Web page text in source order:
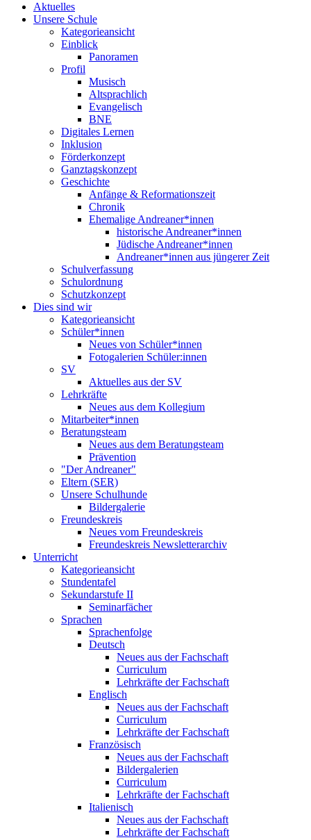
Aktuelles
Unsere Schule
Kategorieansicht
Einblick
Panoramen
Profil
Musisch
Altsprachlich
Evangelisch
BNE
Digitales Lernen
Inklusion
Förderkonzept
Ganztagskonzept
Geschichte
Anfänge & Reformationszeit
Chronik
Ehemalige Andreaner*innen
historische Andreaner*innen
Jüdische Andreaner*innen
Andreaner*innen aus jüngerer Zeit
Schulverfassung
Schulordnung
Schutzkonzept
Dies sind wir
Kategorieansicht
Schüler*innen
Neues von Schüler*innen
Fotogalerien Schüler:innen
SV
Aktuelles aus der SV
Lehrkräfte
Neues aus dem Kollegium
Mitarbeiter*innen
Beratungsteam
Neues aus dem Beratungsteam
Prävention
"Der Andreaner"
Eltern (SER)
Unsere Schulhunde
Bildergalerie
Freundeskreis
Neues vom Freundeskreis
Freundeskreis Newsletterarchiv
Unterricht
Kategorieansicht
Stundentafel
Sekundarstufe II
Seminarfächer
Sprachen
Sprachenfolge
Deutsch
Neues aus der Fachschaft
Curriculum
Lehrkräfte der Fachschaft
Englisch
Neues aus der Fachschaft
Curriculum
Lehrkräfte der Fachschaft
Französisch
Neues aus der Fachschaft
Bildergalerien
Curriculum
Lehrkräfte der Fachschaft
Italienisch
Neues aus der Fachschaft
Lehrkräfte der Fachschaft